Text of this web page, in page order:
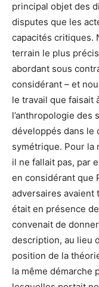
principal objet des
disputes que les
capacités critiques.
terrain le plus
abordant sous
considérant – et
le travail que faisait
l’anthropologie des
développés dans le
symétrique. Pour la
il ne fallait pas, par
en considérant que
adversaires avaient
était en présence
convenait de
description, au lieu
position de la
la même démarche